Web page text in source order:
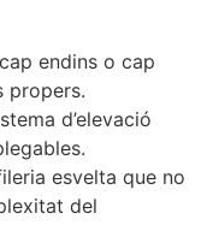
endins o cap
propers.
d’elevació
esvelta que no
del